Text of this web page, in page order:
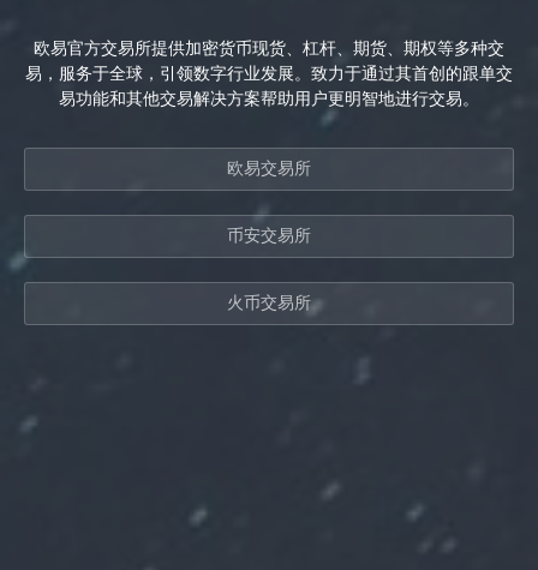
欧易官方交易所提供加密货币现货、杠杆、期货、期权等多种交
易，服务于全球，引领数字行业发展。致力于通过其首创的跟单交
易功能和其他交易解决方案帮助用户更明智地进行交易。
欧易交易所
币安交易所
火币交易所